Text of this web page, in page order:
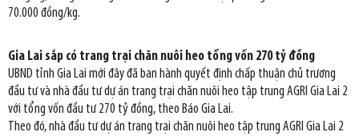
70.000 đồng/kg.
Gia Lai sắp có trang trại chăn nuôi heo tổng vốn 270 tỷ đồng
UBND tỉnh Gia Lai mới đây đã ban hành quyết định chấp thuận chủ trương
đầu tư và nhà đầu tư dự án trang trại chăn nuôi heo tập trung AGRI Gia Lai 2
với tổng vốn đầu tư 270 tỷ đồng, theo Báo Gia Lai.
Theo đó, nhà đầu tư dự án trang trại chăn nuôi heo tập trung AGRI Gia Lai 2